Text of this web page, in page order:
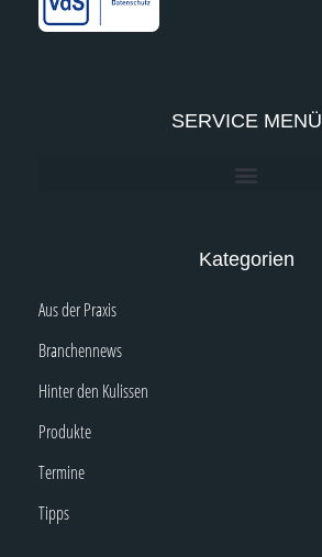
SERVICE MENÜ
Kategorien
Aus der Praxis
Branchennews
Hinter den Kulissen
Produkte
Termine
Tipps